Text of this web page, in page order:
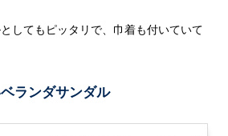
してもピッタリで、巾着も付いていて
ランダサンダル